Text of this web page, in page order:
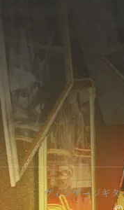
ヴィンテージギ